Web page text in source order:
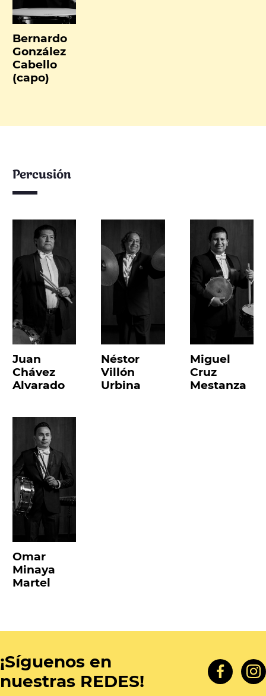
Bernardo
González
Cabello
(capo)
Percusión
Juan
Chávez
Alvarado
Néstor
Villón
Urbina
Miguel
Cruz
Mestanza
Omar
Minaya
Martel
¡Síguenos en
nuestras REDES!